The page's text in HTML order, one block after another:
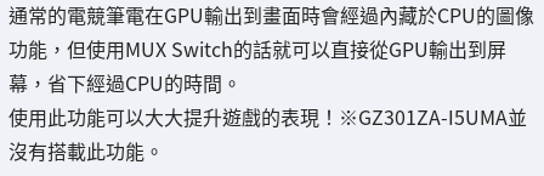
通常的電競筆電在GPU輸出到畫面時會經過內藏於CPU的圖像
功能，但使用MUX Switch的話就可以直接從GPU輸出到屏
幕，省下經過CPU的時間。
使用此功能可以大大提升遊戲的表現！※GZ301ZA-I5UMA並
沒有搭載此功能。